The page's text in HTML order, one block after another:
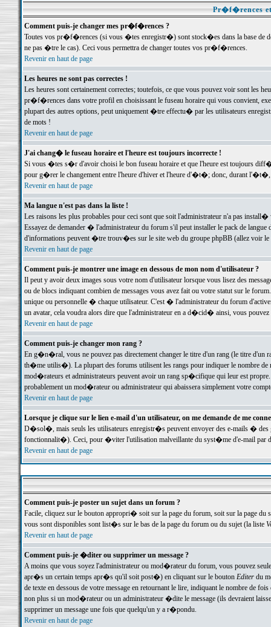
Pr�f�rences
Comment puis-je changer mes pr�f�rences ?
Toutes vos pr�f�rences (si vous �tes enregistr�) sont stock�es dans la base de
ne pas �tre le cas). Ceci vous permettra de changer toutes vos pr�f�rences.
Revenir en haut de page
Les heures ne sont pas correctes !
Les heures sont certainement correctes; toutefois, ce que vous pouvez voir sont
pr�f�rences dans votre profil en choisissant le fuseau horaire qui vous convient,
plupart des autres options, peut uniquement �tre effectu� par les utilisateurs
de mots !
Revenir en haut de page
J'ai chang� le fuseau horaire et l'heure est toujours incorrecte !
Si vous �tes s�r d'avoir choisi le bon fuseau horaire et que l'heure est toujours
pour g�rer le changement entre l'heure d'hiver et l'heure d'�t�; donc, durant
Revenir en haut de page
Ma langue n'est pas dans la liste !
Les raisons les plus probables pour ceci sont que soit l'administrateur n'a pas
Essayez de demander � l'administrateur du forum s'il peut installer le pack de
d'informations peuvent �tre trouv�es sur le site web du groupe phpBB (allez voir le
Revenir en haut de page
Comment puis-je montrer une image en dessous de mon nom d'utilisateur ?
Il peut y avoir deux images sous votre nom d'utilisateur lorsque vous lisez des
ou de blocs indiquant combien de messages vous avez fait ou votre statut sur le
unique ou personnelle � chaque utilisateur. C'est � l'administrateur du forum
un avatar, cela voudra alors dire que l'administrateur en a d�cid� ainsi, vous
Revenir en haut de page
Comment puis-je changer mon rang ?
En g�n�ral, vous ne pouvez pas directement changer le titre d'un rang (le titre d'un
th�me utilis�). La plupart des forums utilisent les rangs pour indiquer le nombre de
mod�rateurs et administrateurs peuvent avoir un rang sp�cifique qui leur est
probablement un mod�rateur ou administrateur qui abaissera simplement votre
Revenir en haut de page
Lorsque je clique sur le lien e-mail d'un utilisateur, on me demande de me
D�sol�, mais seuls les utilisateurs enregistr�s peuvent envoyer des e-mails �
fonctionnalit�). Ceci, pour �viter l'utilisation malveillante du syst�me d'e-mail par
Revenir en haut de page
Comment puis-je poster un sujet dans un forum ?
Facile, cliquez sur le bouton appropri� soit sur la page du forum, soit sur la page du
vous sont disponibles sont list�s sur le bas de la page du forum ou du sujet (la liste
Revenir en haut de page
Comment puis-je �diter ou supprimer un message ?
A moins que vous soyez l'administrateur ou mod�rateur du forum, vous pouvez
apr�s un certain temps apr�s qu'il soit post�) en cliquant sur le bouton Editerdu
de texte en dessous de votre message en retournant le lire, indiquant le nombre
non plus si un mod�rateur ou un administrateur �dite le message (ils devraient
supprimer un message une fois que quelqu'un y a r�pondu.
Revenir en haut de page